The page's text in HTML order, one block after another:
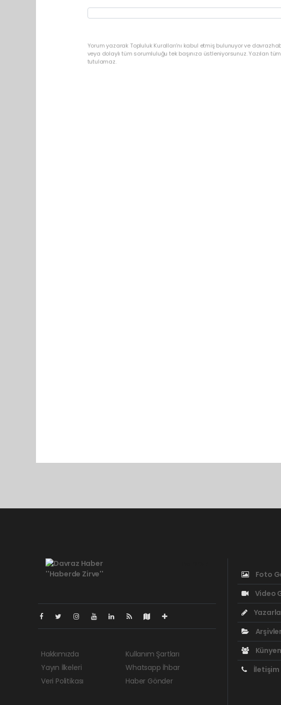
Yorum yazarak Topluluk Kuralları’nı kabul etmiş bulunuyor ve
veya dolaylı tüm sorumluluğu tek başınıza üstleniyorsunuz. Yazılan
tutulamaz.
Hakkımızda
Yayın İlkeleri
Veri Politikası
Kullanım Şartları
Whatsapp İhbar
Haber Gönder
Foto
Video
İletişim